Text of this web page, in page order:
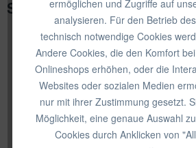
ermöglichen und Zugriffe auf
analysieren. Für den Betrieb
technisch notwendige Cookies
Andere Cookies, die den Komfort
Onlineshops erhöhen, oder die
Websites oder sozialen Medien
nur mit ihrer Zustimmung gesetzt.
Möglichkeit, eine genaue Auswahl
Cookies durch Anklicken von
Series, Cube